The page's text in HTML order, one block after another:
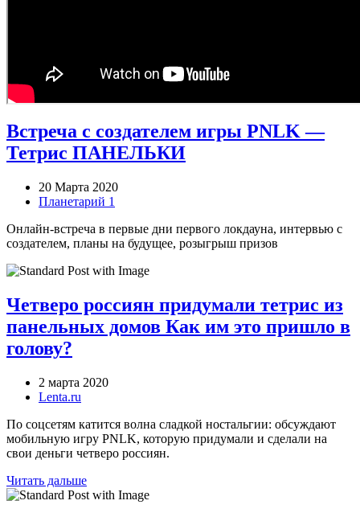
Встреча с создателем игры PNLK —
Тетрис ПАНЕЛЬКИ
20 Марта 2020
Планетарий 1
Онлайн-встреча в первые дни первого локдауна, интервью с
создателем, планы на будущее, розыгрыш призов
Четверо россиян придумали тетрис из
панельных домов Как им это пришло в
голову?
2 марта 2020
Lenta.ru
По соцсетям катится волна сладкой ностальгии: обсуждают
мобильную игру PNLK, которую придумали и сделали на
свои деньги четверо россиян.
Читать дальше